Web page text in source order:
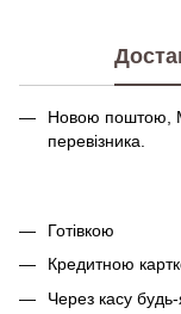
Новою поштою,
перевізника.
Готівкою
Кредитною
Через касу будь-